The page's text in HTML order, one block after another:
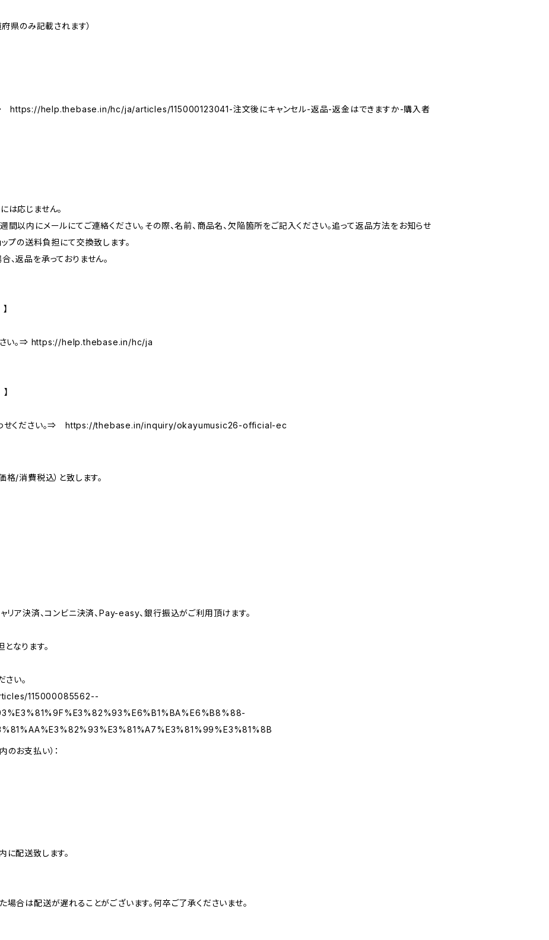
府県のみ記載されます）
⇒ https://help.thebase.in/hc/ja/articles/115000123041-注文後にキャンセル-返品-返金はできますか-購入者
は応じません。
以内にメールにてご連絡ください。その際、名前、商品名、欠陥箇所をご記入ください。追って返品方法をお知らせ
プの送料負担にて交換致します。
返品を承っておりません。
さい。⇒ https://help.thebase.in/hc/ja
わせください。⇒ https://thebase.in/inquiry/okayumusic26-official-ec
/消費税込）と致します。
リア決済、コンビニ決済、Pay-easy、銀行振込がご利用頂けます。
なります。
さい。
115000085562--
お支払い）：
に配送致します。
合は配送が遅れることがございます。何卒ご了承くださいませ。